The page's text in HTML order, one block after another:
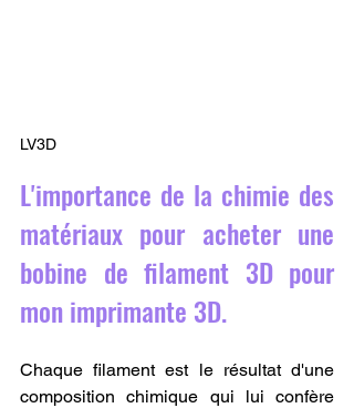
LV3D
L'importance de la chimie des
matériaux pour acheter une
bobine de filament 3D pour
mon imprimante 3D.
Chaque filament est le résultat d'une
composition chimique qui lui confère